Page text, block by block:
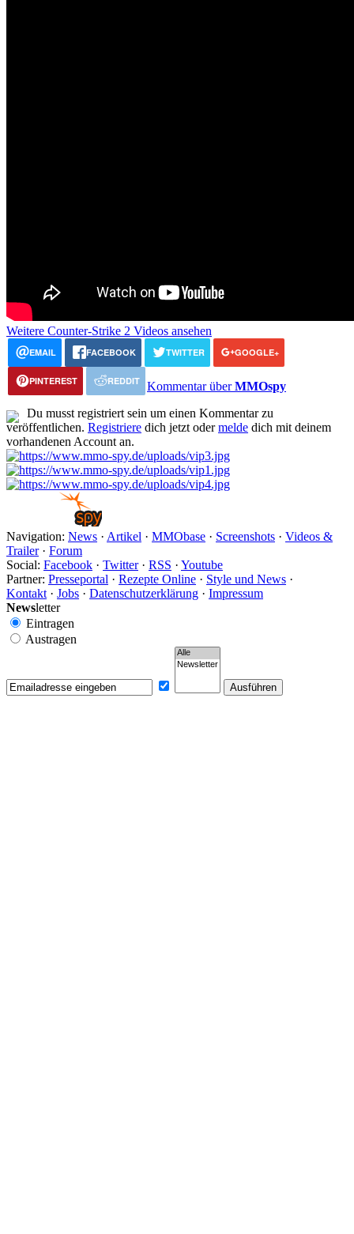
Weitere Counter-Strike 2 Videos ansehen
EMAIL FACEBOOK TWITTER GOOGLE+
PINTEREST REDDIT Kommentar überMMOspy
Du musst registriert sein um einen Kommentar zu
veröffentlichen. Registriere dich jetzt odermelde dich mit deinem
vorhandenen Account an.
Navigation: News · Artikel · MMObase · Screenshots · Videos &
Trailer· Forum
Social: Facebook · Twitter· RSS · Youtube
Partner: Presseportal · Rezepte Online · Style und News ·
Kontakt· Jobs · Datenschutzerklärung · Impressum
Newsletter
Eintragen
Austragen